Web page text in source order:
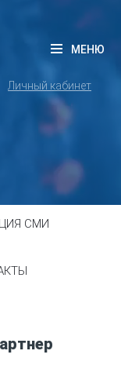
Личный кабинет
МЕНЮ
СМИ